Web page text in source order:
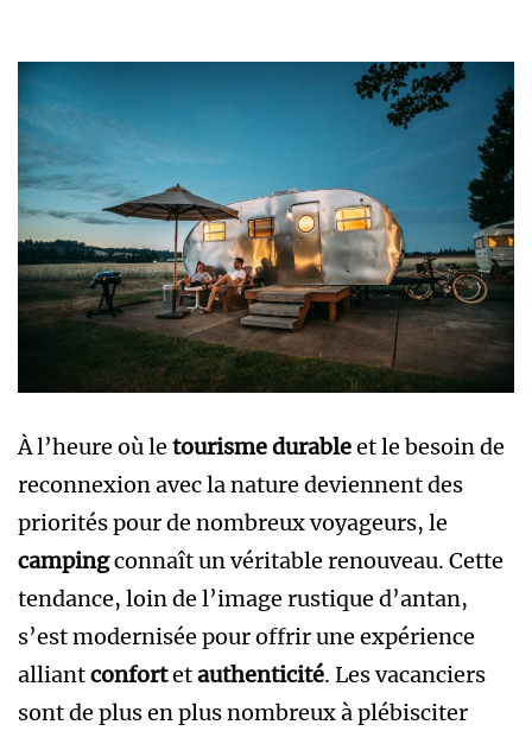
À l’heure où le tourisme durableet le besoin de
reconnexion avec la nature deviennent des
priorités pour de nombreux voyageurs, le
campingconnaît un véritable renouveau. Cette
tendance, loin de l’image rustique d’antan,
s’est modernisée pour offrir une expérience
alliantconfortetauthenticité. Les vacanciers
sont de plus en plus nombreux à plébisciter